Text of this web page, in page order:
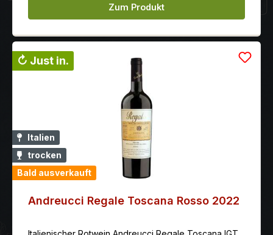
vorher öffnen: 1 Std. Herstellung: Premazeration bei 12
Grad für 20 Stunden, danach erfolgt die Gärung im
Monate in Barriques von 225 l und Tonneaux von 500
l ausgebaut und mindestens 6 Monate auf der
Flasche. Auszeichnung: Wine Enthusiast: 89 Punkte
(Jg. 08) Gambero Rosso: 2 Gläser (Jg. 07)
Zum Produkt
↻ Just in.
Italien
trocken
Bald ausverkauft
Andreucci Regale Toscana Rosso 2022